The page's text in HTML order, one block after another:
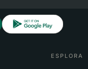
ESPLORA